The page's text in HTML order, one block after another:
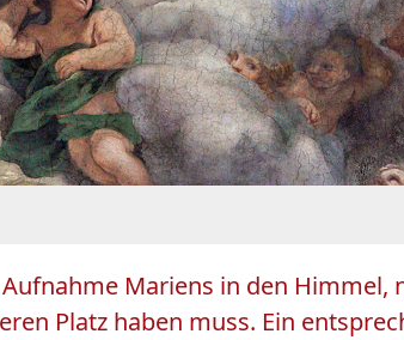
Mariens in den
Platz haben muss. Ein